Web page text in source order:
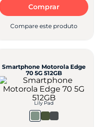
Comprar
Compare este produto
Smartphone Motorola Edge
70 5G 512GB
Lily Pad